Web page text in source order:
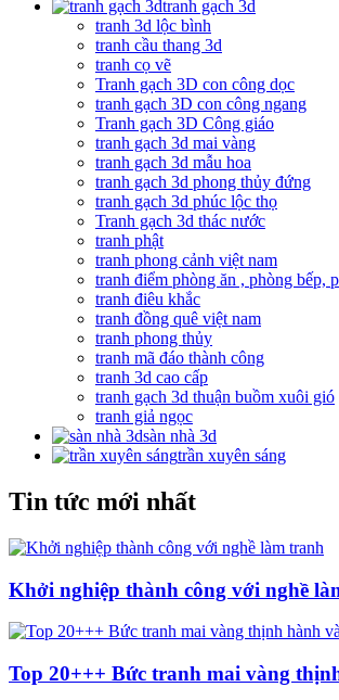
tranh gạch 3d
tranh 3d lộc bình
tranh cầu thang 3d
tranh cọ vẽ
Tranh gạch 3D con công dọc
tranh gạch 3D con công ngang
Tranh gạch 3D Công giáo
tranh gạch 3d mai vàng
tranh gạch 3d mẫu hoa
tranh gạch 3d phong thủy đứng
tranh gạch 3d phúc lộc thọ
Tranh gạch 3d thác nước
tranh phật
tranh phong cảnh việt nam
tranh điểm phòng ăn , phòng bếp,
tranh điêu khắc
tranh đồng quê việt nam
tranh phong thủy
tranh mã đáo thành công
tranh 3d cao cấp
tranh gạch 3d thuận buồm xuôi gió
tranh giả ngọc
sàn nhà 3d
trần xuyên sáng
Tin tức mới nhất
Khởi nghiệp thành công với nghề
Top 20+++ Bức tranh mai vàng